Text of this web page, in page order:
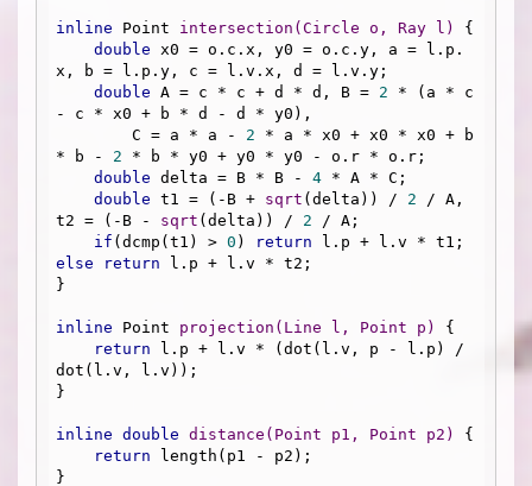
inline Point intersection (Circle o, Ray l)
{
double x0 = o.c.x, y0 = o.c.y, a = l.p.
x, b = l.p.y, c = l.v.x, d = l.v.y;
double A = c * c + d * d, B = 2 * (a * c
- c * x0 + b * d - d * y0),
        C = a * a -
2 * a * x0 + x0 * x0 + b
* b - 2 * b * y0 + y0 * y0 - o.r * o.r;
double delta = B * B - 4 * A * C;
double t1 = (-B + sqrt (delta)) / 2 / A,
t2 = (-B - sqrt (delta)) / 2 / A;
if (dcmp(t1) > 0 ) return
else
return l.p + l.v * t2;
}
inline Point projection (Line l, Point p)
{
return l.p + l.v * (dot(l.v, p - l.p) /
dot(l.v, l.v));
}
inline double distance (Point p1, Point p2)
{
return length(p1 - p2);
}